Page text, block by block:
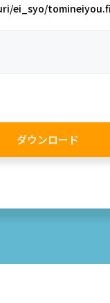
ei_syo/
ダウンロード